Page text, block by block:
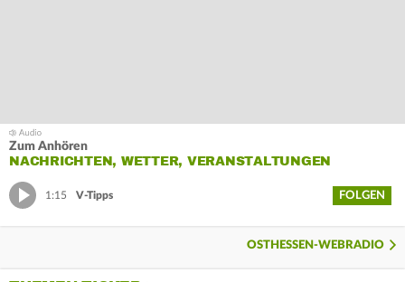
Zum Anhören
NACHRICHTEN, WETTER, VERANSTALTUNGEN
1:15 V-Tipps FOLGEN
OSTHESSEN-WEBRADIO